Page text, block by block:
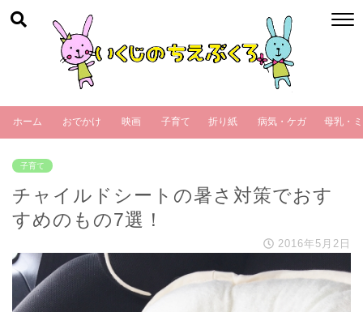
ホーム おでかけ 映画 子育て 折り紙 病気・ケガ 母乳・
子育て
チャイルドシートの暑さ対策でおす
すめのもの7選！
2016年5月2日